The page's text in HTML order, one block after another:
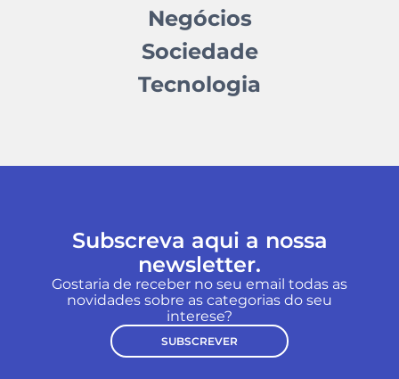
Negócios
Sociedade
Tecnologia
Subscreva aqui a nossa
newsletter.
Gostaria de receber no seu email todas as
novidades sobre as categorias do seu
interese?
SUBSCREVER